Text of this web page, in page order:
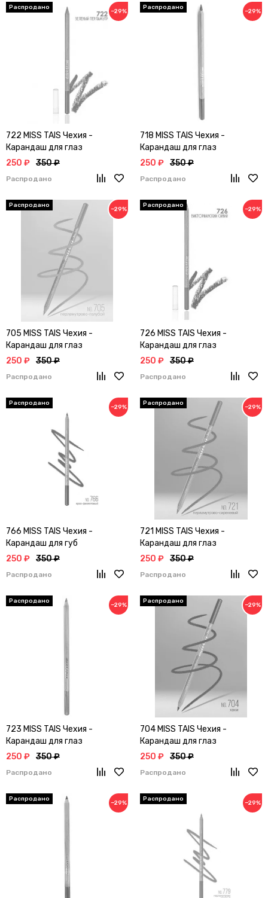
−29%
722 MISS TAIS Чехия -
Карандаш для глаз
250 ₽ 350 ₽
Распродано
−29%
718 MISS TAIS Чехия -
Карандаш для глаз
250 ₽ 350 ₽
Распродано
−29%
705 MISS TAIS Чехия -
Карандаш для глаз
250 ₽ 350 ₽
Распродано
−29%
726 MISS TAIS Чехия -
Карандаш для глаз
250 ₽ 350 ₽
Распродано
−29%
766 MISS TAIS Чехия -
Карандаш для губ
250 ₽ 350 ₽
Распродано
−29%
721 MISS TAIS Чехия -
Карандаш для глаз
250 ₽ 350 ₽
Распродано
−29%
723 MISS TAIS Чехия -
Карандаш для глаз
250 ₽ 350 ₽
Распродано
−29%
704 MISS TAIS Чехия -
Карандаш для глаз
250 ₽ 350 ₽
Распродано
−29% −29%